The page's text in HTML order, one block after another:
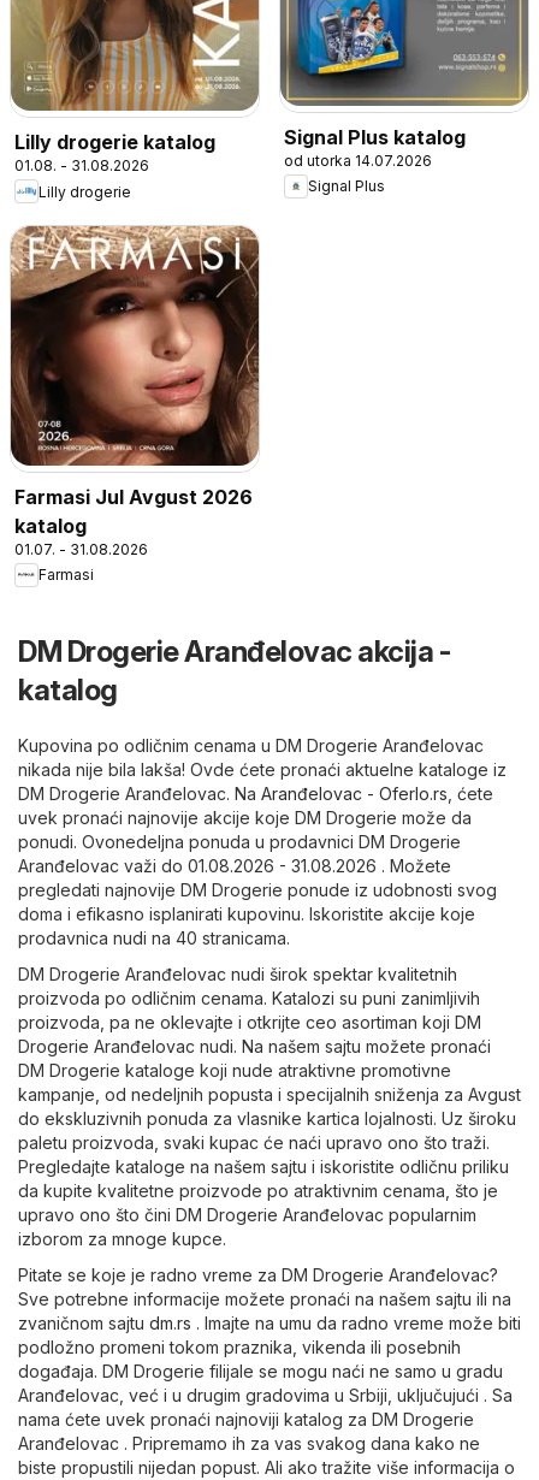
Lilly drogerie katalog
01.08. - 31.08.2026
Lilly drogerie
Signal Plus katalog
od utorka 14.07.2026
Signal Plus
Farmasi Jul Avgust 2026
katalog
01.07. - 31.08.2026
Farmasi
DM Drogerie Aranđelovac akcija -
katalog
Kupovina po odličnim cenama u DM Drogerie Aranđelovac
nikada nije bila lakša! Ovde ćete pronaći aktuelne kataloge iz
DM Drogerie Aranđelovac. Na Aranđelovac - Oferlo.rs , ćete
uvek pronaći najnovije akcije koje DM Drogerie može da
ponudi. Ovonedeljna ponuda u prodavnici DM Drogerie
Aranđelovac važi do 01.08.2026 - 31.08.2026 . Možete
pregledati najnovije DM Drogerie ponude iz udobnosti svog
doma i efikasno isplanirati kupovinu. Iskoristite akcije koje
prodavnica nudi na 40 stranicama.
DM Drogerie Aranđelovac nudi širok spektar kvalitetnih
proizvoda po odličnim cenama. Katalozi su puni zanimljivih
proizvoda, pa ne oklevajte i otkrijte ceo asortiman koji DM
Drogerie Aranđelovac nudi. Na našem sajtu možete pronaći
DM Drogerie kataloge koji nude atraktivne promotivne
kampanje, od nedeljnih popusta i specijalnih sniženja za Avgust
do ekskluzivnih ponuda za vlasnike kartica lojalnosti. Uz široku
paletu proizvoda, svaki kupac će naći upravo ono što traži.
Pregledajte kataloge na našem sajtu i iskoristite odličnu priliku
da kupite kvalitetne proizvode po atraktivnim cenama, što je
upravo ono što čini DM Drogerie Aranđelovac popularnim
izborom za mnoge kupce.
Pitate se koje je radno vreme za DM Drogerie Aranđelovac?
Sve potrebne informacije možete pronaći na našem sajtu ili na
zvaničnom sajtu dm.rs . Imajte na umu da radno vreme može biti
podložno promeni tokom praznika, vikenda ili posebnih
događaja. DM Drogerie filijale se mogu naći ne samo u gradu
Aranđelovac, već i u drugim gradovima u Srbiji, uključujući . Sa
nama ćete uvek pronaći najnoviji katalog za DM Drogerie
Aranđelovac . Pripremamo ih za vas svakog dana kako ne
biste propustili nijedan popust. Ali ako tražite više informacija o